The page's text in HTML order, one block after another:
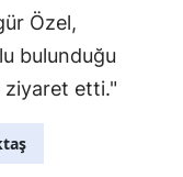
Özel,
bulunduğu
ziyaret etti."